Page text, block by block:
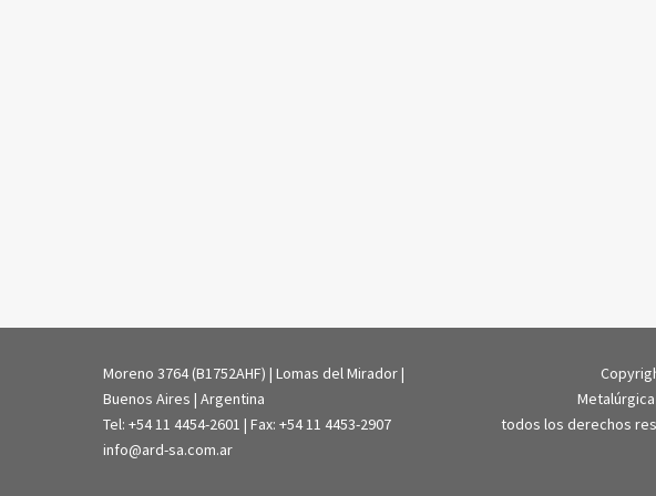
Moreno 3764 (B1752AHF) | Lomas del Mirador |
Buenos Aires | Argentina
Tel: +54 11 4454-2601 | Fax: +54 11 4453-2907
info@ard-sa.com.ar
Metalúrgica
todos los derechos